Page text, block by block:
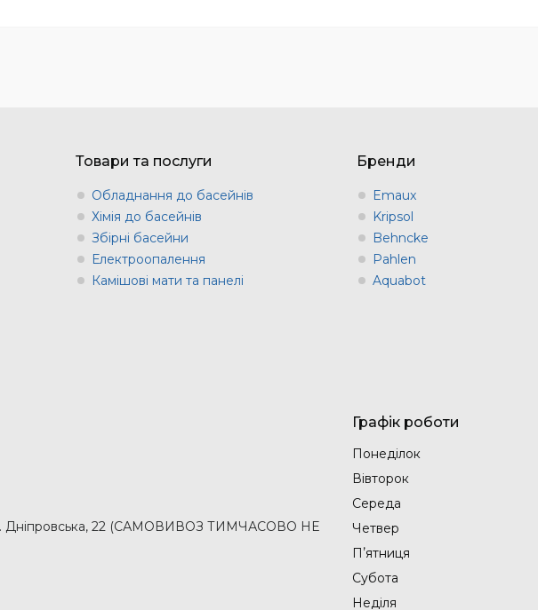
Товари та послуги
Обладнання до басейнів
Хімія до басейнів
Збірні басейни
Електроопалення
Камішові мати та панелі
Бренди
Emaux
Kripsol
Behncke
Pahlen
Aquabot
Дніпровська, 22 (САМОВИВОЗ ТИМЧАСОВО НЕ
Графік роботи
Понеділок
Вівторок
Середа
Четвер
Пʼятниця
Субота
Неділя